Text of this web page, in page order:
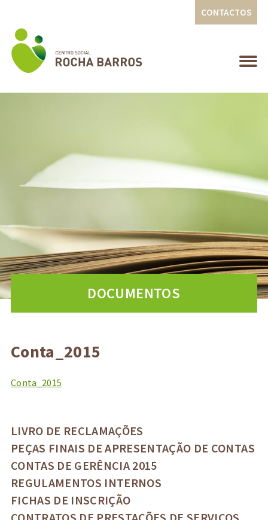
CONTACTOS
DOCUMENTOS
LIVRO DE RECLAMAÇÕES
PEÇAS FINAIS DE APRESENTAÇÃO DE CONTAS
CONTAS DE GERÊNCIA 2015
REGULAMENTOS INTERNOS
FICHAS DE INSCRIÇÃO
Conta_2015
Conta_2015